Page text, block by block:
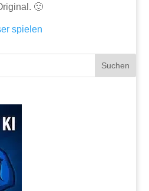
🙂
spielen